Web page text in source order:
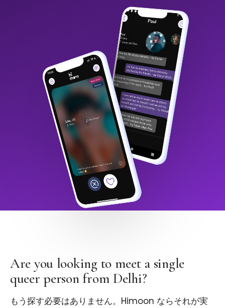
Are you looking to meet a single
queer person from Delhi?
もう探す必要はありません。Himoon ならそれが実